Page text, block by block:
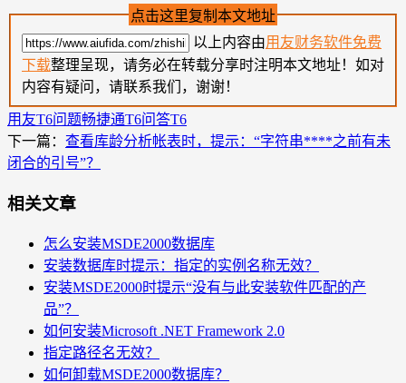
点击这里复制本文地址
以上内容由用友财务软件免费
下载整理呈现，请务必在转载分享时注明本文地址！如对
内容有疑问，请联系我们，谢谢！
用友T6问题畅捷通T6问答T6
下一篇： 查看库龄分析帐表时，提示：“字符串****之前有未
闭合的引号”？
相关文章
怎么安装MSDE2000数据库
安装数据库时提示：指定的实例名称无效？
安装MSDE2000时提示“没有与此安装软件匹配的产
品”？
如何安装Microsoft .NET Framework 2.0
指定路径名无效？
如何卸载MSDE2000数据库？